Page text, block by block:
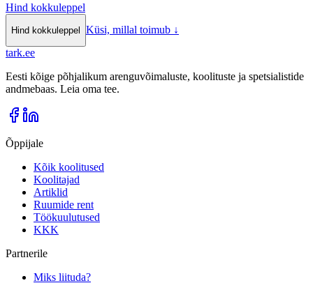
Hind kokkuleppel
Hind kokkuleppel Küsi, millal toimub ↓
tark.ee
Eesti kõige põhjalikum arenguvõimaluste, koolituste ja spetsialistide
andmebaas. Leia oma tee.
Õppijale
Kõik koolitused
Koolitajad
Artiklid
Ruumide rent
Töökuulutused
KKK
Partnerile
Miks liituda?